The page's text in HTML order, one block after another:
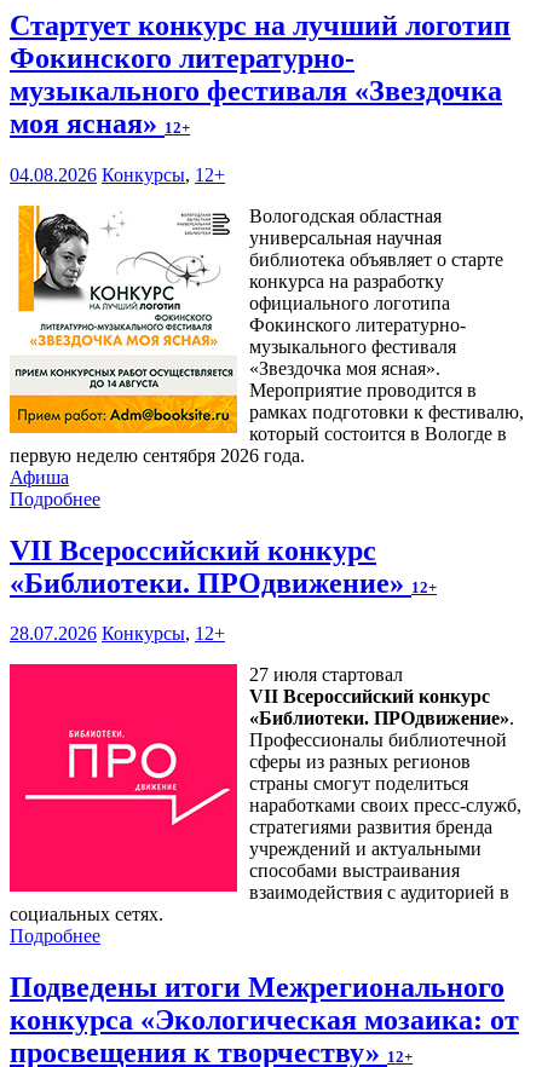
Стартует конкурс на лучший логотип
Фокинского литературно-
музыкального фестиваля «Звездочка
моя ясная» 12+
04.08.2026 Конкурсы, 12+
Вологодская областная
универсальная научная
библиотека объявляет о старте
конкурса на разработку
официального логотипа
Фокинского литературно-
музыкального фестиваля
«Звездочка моя ясная».
Мероприятие проводится в
рамках подготовки к фестивалю,
который состоится в Вологде в
первую неделю сентября 2026 года.
Афиша
Подробнее
VII Всероссийский конкурс
«Библиотеки. ПРОдвижение» 12+
28.07.2026 Конкурсы, 12+
27 июля стартовал
VII Всероссийский конкурс
«Библиотеки. ПРОдвижение».
Профессионалы библиотечной
сферы из разных регионов
страны смогут поделиться
наработками своих пресс-служб,
стратегиями развития бренда
учреждений и актуальными
способами выстраивания
взаимодействия с аудиторией в
социальных сетях.
Подробнее
Подведены итоги Межрегионального
конкурса «Экологическая мозаика: от
просвещения к творчеству» 12+